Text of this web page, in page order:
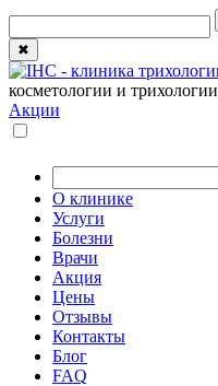
✖
косметологии и трихологии
Акции
О клинике
Услуги
Болезни
Врачи
Акция
Цены
Отзывы
Контакты
Блог
FAQ